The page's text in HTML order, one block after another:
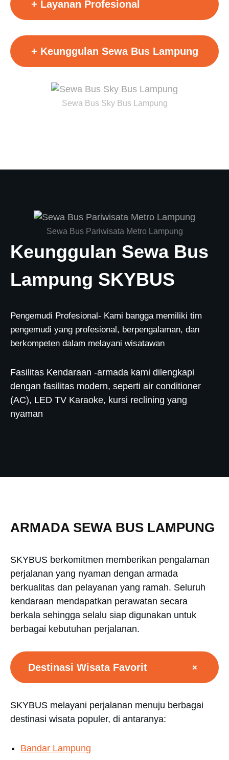
+ Layanan Profesional
+ Keunggulan Sewa Bus Lampung
Sewa Bus Sky Bus Lampung
Sewa Bus Pariwisata Metro Lampung
Keunggulan Sewa Bus
Lampung SKYBUS
Pengemudi Profesional- Kami bangga memiliki tim
pengemudi yang profesional, berpengalaman, dan
berkompeten dalam melayani wisatawan
Fasilitas Kendaraan -armada kami dilengkapi
dengan fasilitas modern, seperti air conditioner
(AC), LED TV Karaoke, kursi reclining yang
nyaman
ARMADA SEWA BUS LAMPUNG
SKYBUS berkomitmen memberikan pengalaman
perjalanan yang nyaman dengan armada
berkualitas dan pelayanan yang ramah. Seluruh
kendaraan mendapatkan perawatan secara
berkala sehingga selalu siap digunakan untuk
berbagai kebutuhan perjalanan.
Destinasi Wisata Favorit +
SKYBUS melayani perjalanan menuju berbagai
destinasi wisata populer, di antaranya:
Bandar Lampung